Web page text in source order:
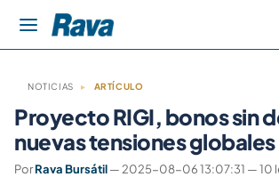
NOTICIAS ▸ ARTÍCULO
Proyecto RIGI, bonos sin
nuevas tensiones globales
PorRava Bursátil— 2025-08-06 13:07:31 — 10